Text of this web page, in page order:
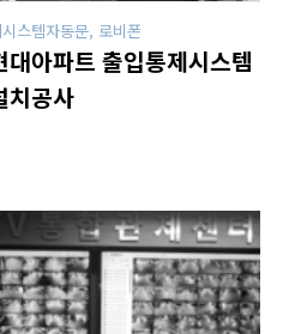
스템자동문, 로비폰
대아파트 출입통제시스템
치공사